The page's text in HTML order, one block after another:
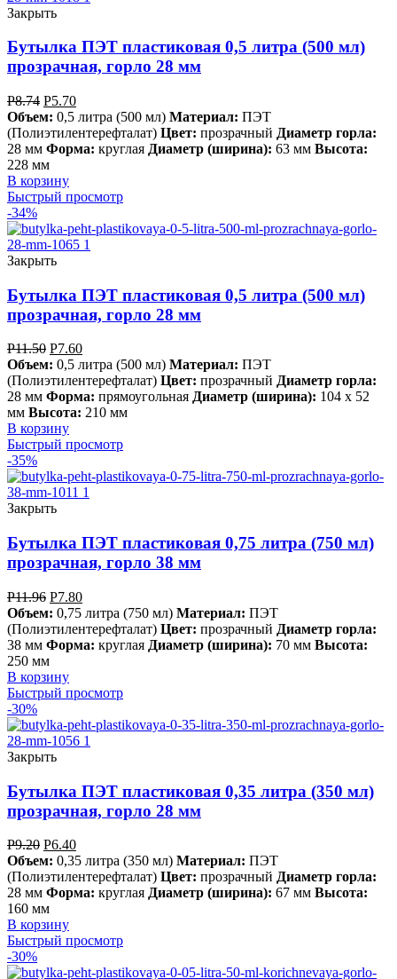
Закрыть
Бутылка ПЭТ пластиковая 0,5 литра (500 мл)
прозрачная, горло 28 мм
Р8.74 Р5.70
Объем: 0,5 литра (500 мл) Материал: ПЭТ
(Полиэтилентерефталат) Цвет: прозрачный Диаметр горла:
28 мм Форма: круглая Диаметр (ширина): 63 мм Высота:
228 мм
В корзину
Быстрый просмотр
-34%
Закрыть
Бутылка ПЭТ пластиковая 0,5 литра (500 мл)
прозрачная, горло 28 мм
Р11.50 Р7.60
Объем: 0,5 литра (500 мл) Материал: ПЭТ
(Полиэтилентерефталат) Цвет: прозрачный Диаметр горла:
28 мм Форма: прямоугольная Диаметр (ширина): 104 х 52
мм Высота: 210 мм
В корзину
Быстрый просмотр
-35%
Закрыть
Бутылка ПЭТ пластиковая 0,75 литра (750 мл)
прозрачная, горло 38 мм
Р11.96 Р7.80
Объем: 0,75 литра (750 мл) Материал: ПЭТ
(Полиэтилентерефталат) Цвет: прозрачный Диаметр горла:
38 мм Форма: круглая Диаметр (ширина): 70 мм Высота:
250 мм
В корзину
Быстрый просмотр
-30%
Закрыть
Бутылка ПЭТ пластиковая 0,35 литра (350 мл)
прозрачная, горло 28 мм
Р9.20 Р6.40
Объем: 0,35 литра (350 мл) Материал: ПЭТ
(Полиэтилентерефталат) Цвет: прозрачный Диаметр горла:
28 мм Форма: круглая Диаметр (ширина): 67 мм Высота:
160 мм
В корзину
Быстрый просмотр
-30%